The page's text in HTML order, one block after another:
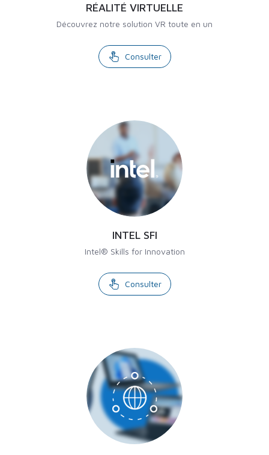
RÉALITÉ VIRTUELLE
Découvrez notre solution VR toute en un
Consulter
INTEL SFI
Intel® Skills for Innovation
Consulter